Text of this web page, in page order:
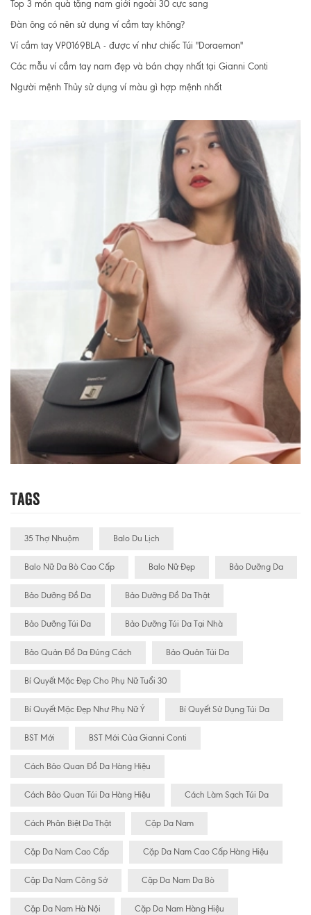
Top 3 món quà tặng nam giới ngoài 30 cực sang
Đàn ông có nên sử dụng ví cầm tay không?
Ví cầm tay VP0169BLA - được ví như chiếc Túi "Doraemon"
Các mẫu ví cầm tay nam đẹp và bán chạy nhất tại Gianni Conti
Người mệnh Thủy sử dụng ví màu gì hợp mệnh nhất
Tags
35 Thợ Nhuộm Balo Du Lịch
Balo Nữ Da Bò Cao Cấp Balo Nữ Đẹp Bảo Dưỡng Da
Bảo Dưỡng Đồ Da Bảo Dưỡng Đồ Da Thật
Bảo Dưỡng Túi Da Bảo Dưỡng Túi Da Tại Nhà
Bảo Quản Đồ Da Đúng Cách Bảo Quản Túi Da
Bí Quyết Mặc Đẹp Cho Phụ Nữ Tuổi 30
Bí Quyết Mặc Đẹp Như Phụ Nữ Ý Bí Quyết Sử Dụng Túi Da
BST Mới BST Mới Của Gianni Conti
Cách Bảo Quan Đồ Da Hàng Hiệu
Cách Bảo Quan Túi Da Hàng Hiệu Cách Làm Sạch Túi Da
Cách Phân Biệt Da Thật Cặp Da Nam
Cặp Da Nam Cao Cấp Cặp Da Nam Cao Cấp Hàng Hiệu
Cặp Da Nam Công Sở Cặp Da Nam Da Bò
Cặp Da Nam Hà Nội Cặp Da Nam Hàng Hiệu